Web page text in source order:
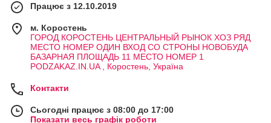
Працює з 12.10.2019
м. Коростень
ГОРОД КОРОСТЕНЬ ЦЕНТРАЛЬНЫЙ РЫНОК ХОЗ РЯД
МЕСТО НОМЕР ОДИН ВХОД СО СТРОНЫ НОВОБУДА
БАЗАРНАЯ ПЛОЩАДЬ 11 МЕСТО НОМЕР 1
PODZAKAZ.IN.UA , Коростень, Україна
Контакти
Сьогодні працює з 08:00 до 17:00
Показати весь графік роботи